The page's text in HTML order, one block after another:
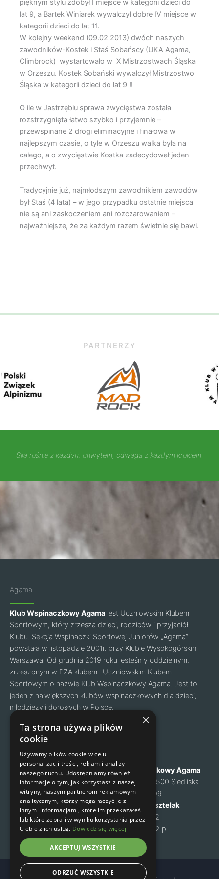
pięknym stylu zdobył I miejsce w kategorii dzieci do
lat 9, a Bartek Winiarek wywalczył dobre IV miejsce w
kategorii dzieci do lat 11.
W kolejny weekend (09.02.2013) dwóch naszych
zawodników-Kostek i Staś Sobańscy (UKA Agama,
Climbrock) wystartowało w X Mistrzostwach Śląska
w Orzeszu. Kostek Sobański wywalczył Mistrzostwo
Śląska w kategorii dzieci do lat 9 !!
O ile w Jastrzębiu sprawa zwycięstwa została
rozstrzygnięta łatwo szybko i przyjemnie –
przewspinane 2 drogi eliminacyjne i finałowa w
najlepszym czasie, o tyle w Orzeszu walka była na
całego, a o zwycięstwie Kostka zadecydował jeden
przechwyt.
Tradycyjnie już, najmłodszym zawodnikiem zawodów
był Staś (4 lata) – w jego przypadku ostatnie miejsca
nie są ani zaskoczeniem ani rozczarowaniem –
najważniejsze, że za każdym razem świetnie się bawi.
PARTNERZY
Siła rośnie z każdym chwytem, odwaga z każdym krokiem.
Agama
Klub Wspinaczkowy Agama jest Uczniowskim Klubem
Sportowym, który zrzesza dzieci, rodziców i przyjaciół
Klubu. Sekcja Wspinaczki Sportowej Juniorów „Agama”
powstała w listopadzie 2001r. przy Klubie Wysokogórskim
Warszawa. Od grudnia 2019 roku jesteśmy oddzielnym,
zrzeszonym w PZA klubem- Uczniowskim Klubem
Sportowym o nazwie Klub Wspinaczkowy Agama. Jest to
jeden z największych klubów wspinaczkowych dla dzieci,
młodzieży i dorosłych w Polsce.
Facebook
Instagram
O nas
Cennik
Zapisy na zajęcia
Kontakt
Regulamin
Polityka prywatności
Klub Wspinaczkowy Agama
ul. Mysia 6, 05-500 Siedliska
NIP: 1231460699
Małgorzata Kusztelak
tel. 502 637 072
m-kusztelak@o2.pl
×
Ta strona używa plików
cookie
Używamy plików cookie w celu
personalizacji treści, reklam i analizy
naszego ruchu. Udostępniamy również
informacje o tym, jak korzystasz z naszej
witryny, naszym partnerom reklamowym i
analitycznym, którzy mogą łączyć je z
innymi informacjami, które im przekazałeś
lub które zebrali w wyniku korzystania przez
Ciebie z ich usług. Dowiedz się więcej
AKCEPTUJ WSZYSTKIE
ODRZUĆ WSZYSTKIE